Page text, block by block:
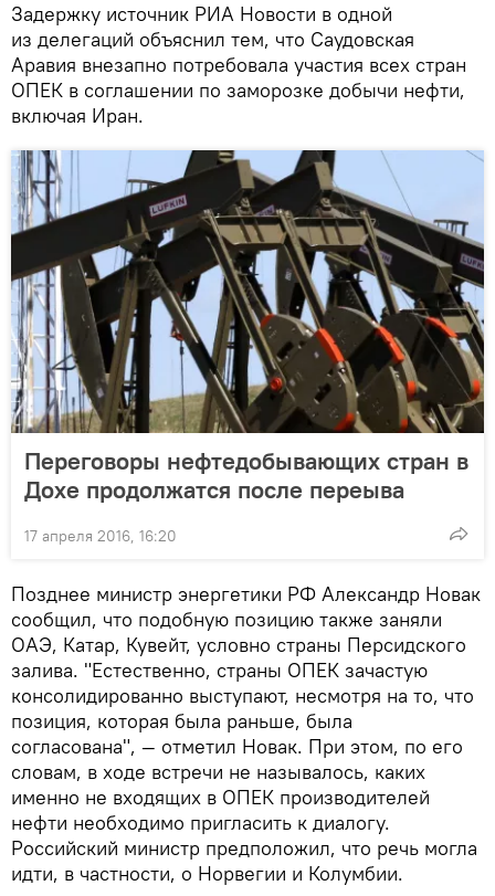
Задержку источник РИА Новости в одной
из делегаций объяснил тем, что Саудовская
Аравия внезапно потребовала участия всех стран
ОПЕК в соглашении по заморозке добычи нефти,
включая Иран.
Переговоры нефтедобывающих стран в
Дохе продолжатся после переыва
17 апреля 2016, 16:20
Позднее министр энергетики РФ Александр Новак
сообщил, что подобную позицию также заняли
ОАЭ, Катар, Кувейт, условно страны Персидского
залива. "Естественно, страны ОПЕК зачастую
консолидированно выступают, несмотря на то, что
позиция, которая была раньше, была
согласована", — отметил Новак. При этом, по его
словам, в ходе встречи не называлось, каких
именно не входящих в ОПЕК производителей
нефти необходимо пригласить к диалогу.
Российский министр предположил, что речь могла
идти, в частности, о Норвегии и Колумбии.